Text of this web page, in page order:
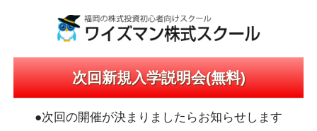
次回新規入学説明会(無料)
●次回の開催が決まりましたらお知らせします